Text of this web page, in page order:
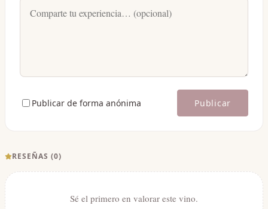
Publicar de forma anónima Publicar
RESEÑAS (0)
Sé el primero en valorar este vino.